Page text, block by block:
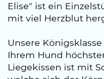
Elise" ist ein
mit viel Herzblut
Unsere
Ihrem Hund
Liegekissen ist mit